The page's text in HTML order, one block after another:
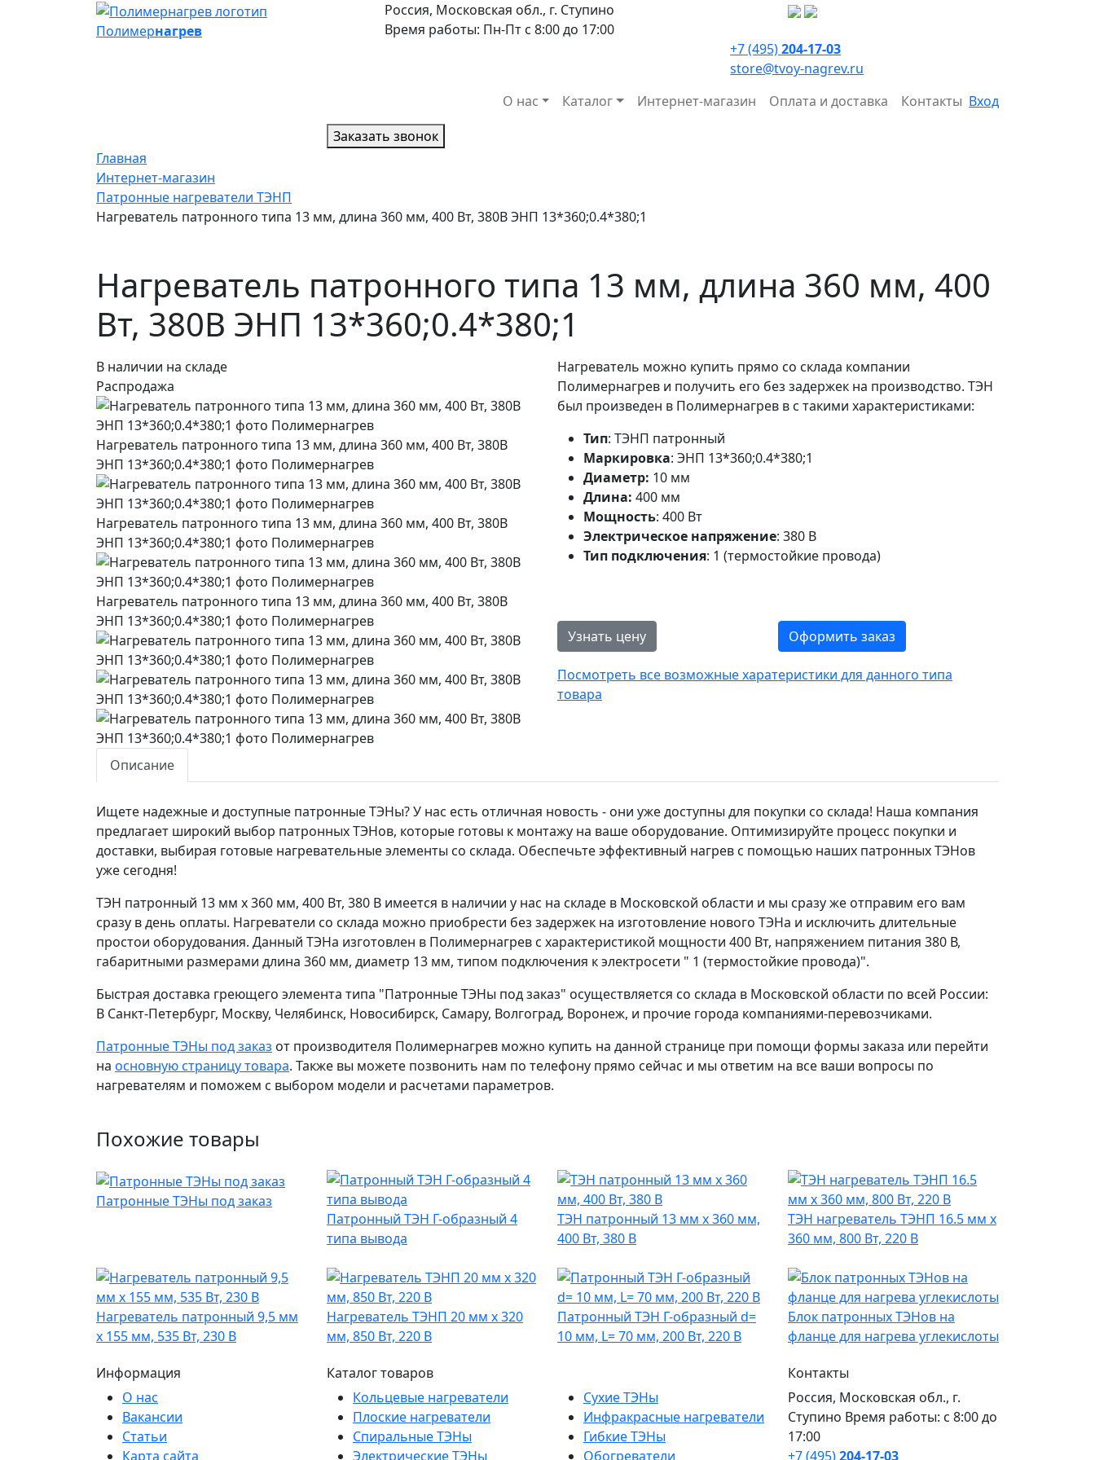
Полимернагрев
Россия, Московская обл., г. Ступино
Время работы: Пн-Пт с 8:00 до 17:00
+7 (495)204-17-03
store@tvoy-nagrev.ru
О нас
Каталог Интернет-магазин Оплата и доставка Контакты Вход
Заказать звонок
Главная
Интернет-магазин
Патронные нагреватели ТЭНП
Нагреватель патронного типа 13 мм, длина 360 мм, 400 Вт, 380В ЭНП 13*360;0.4*380;1
Нагреватель патронного типа 13 мм, длина 360 мм, 400
Вт, 380В ЭНП 13*360;0.4*380;1
В наличии на складе
Распродажа
Нагреватель патронного типа 13 мм, длина 360 мм, 400 Вт, 380В
ЭНП 13*360;0.4*380;1 фото Полимернагрев
Нагреватель патронного типа 13 мм, длина 360 мм, 400 Вт, 380В
ЭНП 13*360;0.4*380;1 фото Полимернагрев
Нагреватель патронного типа 13 мм, длина 360 мм, 400 Вт, 380В
ЭНП 13*360;0.4*380;1 фото Полимернагрев
Нагреватель можно купить прямо со склада компании
Полимернагрев и получить его без задержек на производство. ТЭН
был произведен в Полимернагрев в с такими характеристиками:
Тип: ТЭНП патронный
Маркировка: ЭНП 13*360;0.4*380;1
Диаметр: 10 мм
Длина: 400 мм
Мощность: 400 Вт
Электрическое напряжение: 380 В
Тип подключения: 1 (термостойкие провода)
Узнать цену Оформить заказ
Посмотреть все возможные харатеристики для данного типа
товара
Описание
Ищете надежные и доступные патронные ТЭНы? У нас есть отличная новость - они уже доступны для покупки со склада! Наша компания
предлагает широкий выбор патронных ТЭНов, которые готовы к монтажу на ваше оборудование. Оптимизируйте процесс покупки и
доставки, выбирая готовые нагревательные элементы со склада. Обеспечьте эффективный нагрев с помощью наших патронных ТЭНов
уже сегодня!
ТЭН патронный 13 мм x 360 мм, 400 Вт, 380 В имеется в наличии у нас на складе в Московской области и мы сразу же отправим его вам
сразу в день оплаты. Нагреватели со склада можно приобрести без задержек на изготовление нового ТЭНа и исключить длительные
простои оборудования. Данный ТЭНа изготовлен в Полимернагрев с характеристикой мощности 400 Вт, напряжением питания 380 В,
габаритными размерами длина 360 мм, диаметр 13 мм, типом подключения к электросети " 1 (термостойкие провода)".
Быстрая доставка греющего элемента типа "Патронные ТЭНы под заказ" осуществляется со склада в Московской области по всей России:
В Санкт-Петербург, Москву, Челябинск, Новосибирск, Самару, Волгоград, Воронеж, и прочие города компаниями-перевозчиками.
Патронные ТЭНы под заказ от производителя Полимернагрев можно купить на данной странице при помощи формы заказа или перейти
на основную страницу товара. Также вы можете позвонить нам по телефону прямо сейчас и мы ответим на все ваши вопросы по
нагревателям и поможем с выбором модели и расчетами параметров.
Похожие товары
Патронные ТЭНы под заказ
Патронный ТЭН Г-образный 4
типа вывода
ТЭН патронный 13 мм x 360 мм,
400 Вт, 380 В
ТЭН нагреватель ТЭНП 16.5 мм x
360 мм, 800 Вт, 220 В
Нагреватель патронный 9,5 мм
x 155 мм, 535 Вт, 230 В
Нагреватель ТЭНП 20 мм x 320
мм, 850 Вт, 220 В
Патронный ТЭН Г-образный d=
10 мм, L= 70 мм, 200 Вт, 220 В
Блок патронных ТЭНов на
фланце для нагрева углекислоты
Информация
О нас
Вакансии
Статьи
Карта сайта
Каталог товаров
Кольцевые нагреватели
Плоские нагреватели
Спиральные ТЭНы
Электрические ТЭНы
Сухие ТЭНы
Инфракрасные нагреватели
Гибкие ТЭНы
Обогреватели
Контакты
Россия, Московская обл., г.
Ступино Время работы: с 8:00 до
17:00
+7 (495)204-17-03